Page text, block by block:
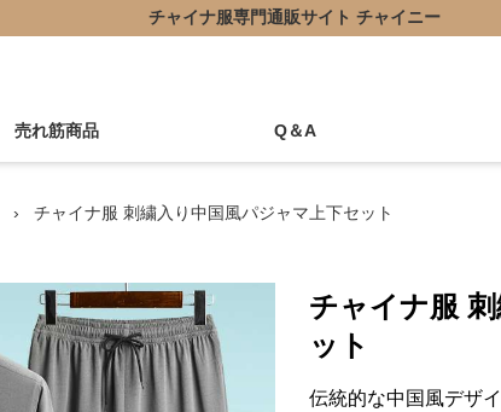
チャイナ服専門通販サイト チャイニー
売れ筋商品 Q＆A
› チャイナ服 刺繍入り中国風パジャマ上下セット
チャイナ服
ット
伝統的な中国風デザ